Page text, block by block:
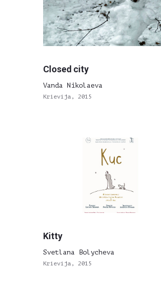
Closed city
Vanda Nikolaeva
Krievija, 2015
Kitty
Svetlana Bolycheva
Krievija, 2015